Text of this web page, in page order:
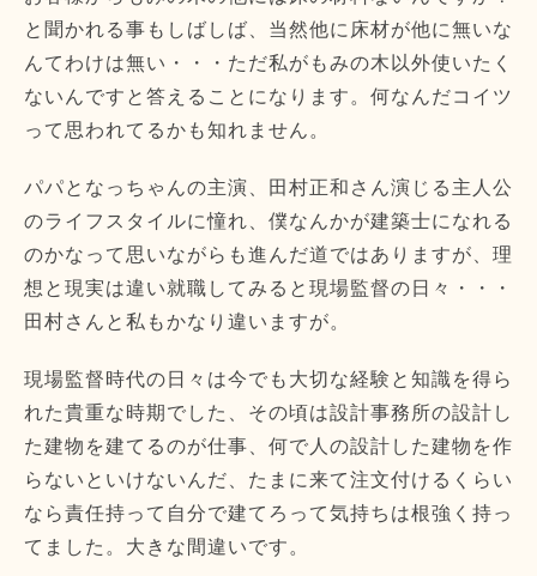
と聞かれる事もしばしば、当然他に床材が他に無いな
んてわけは無い・・・ただ私がもみの木以外使いたく
ないんですと答えることになります。何なんだコイツ
って思われてるかも知れません。
パパとなっちゃんの主演、田村正和さん演じる主人公
のライフスタイルに憧れ、僕なんかが建築士になれる
のかなって思いながらも進んだ道ではありますが、理
想と現実は違い就職してみると現場監督の日々・・・
田村さんと私もかなり違いますが。
現場監督時代の日々は今でも大切な経験と知識を得ら
れた貴重な時期でした、その頃は設計事務所の設計し
た建物を建てるのが仕事、何で人の設計した建物を作
らないといけないんだ、たまに来て注文付けるくらい
なら責任持って自分で建てろって気持ちは根強く持っ
てました。大きな間違いです。